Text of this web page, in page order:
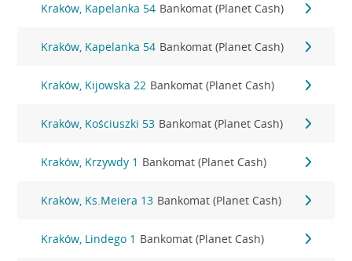
Kraków, Kapelanka 54 Bankomat (Planet Cash)
Kraków, Kapelanka 54 Bankomat (Planet Cash)
Kraków, Kijowska 22 Bankomat (Planet Cash)
Kraków, Kościuszki 53 Bankomat (Planet Cash)
Kraków, Krzywdy 1 Bankomat (Planet Cash)
Kraków, Ks.Meiera 13 Bankomat (Planet Cash)
Kraków, Lindego 1 Bankomat (Planet Cash)